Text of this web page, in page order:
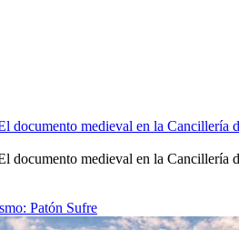
documento medieval en la Cancillería
documento medieval en la Cancillería
Patón Sufre